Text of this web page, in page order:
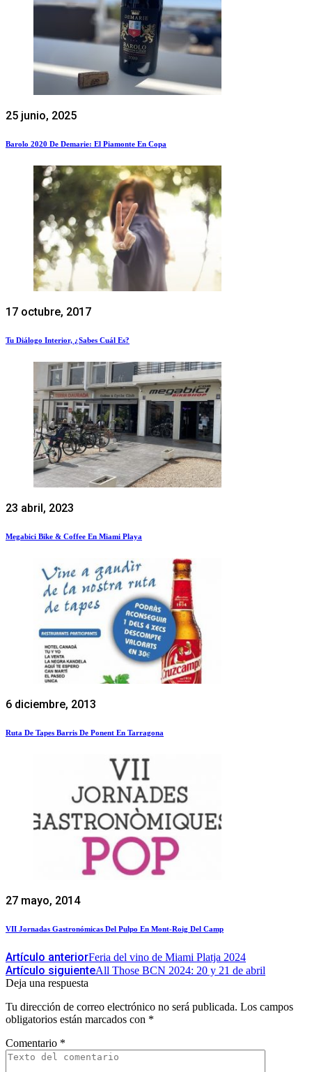
25 junio, 2025
Barolo 2020 De Demarie: El Piamonte En Copa
17 octubre, 2017
Tu Diálogo Interior, ¿sabes Cuál Es?
23 abril, 2023
Megabici Bike & Coffee En Miami Playa
6 diciembre, 2013
Ruta De Tapes Barris De Ponent En Tarragona
27 mayo, 2014
VII Jornadas Gastronómicas Del Pulpo En Mont-Roig Del Camp
Artículo anteriorFeria del vino de Miami Platja 2024
Artículo siguienteAll Those BCN 2024: 20 y 21 de abril
Deja una respuesta
Tu dirección de correo electrónico no será publicada. Los campos
obligatorios están marcados con *
Comentario *